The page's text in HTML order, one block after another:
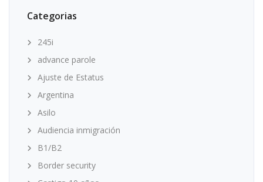
Categorias
245i
advance parole
Ajuste de Estatus
Argentina
Asilo
Audiencia inmigración
B1/B2
Border security